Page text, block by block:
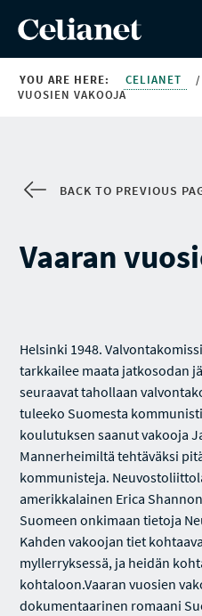
YOU ARE HERE: CELIANET /
VUOSIEN VAKOOJA
BACK TO PREVIOUS
Vaaran
Helsinki 1948.
tarkkailee maata jatkosodan
seuraavat tahollaan
tuleeko Suomesta
koulutuksen saanut vakooja
Mannerheimiltä tehtäväksi
kommunisteja.
amerikkalainen Erica
Suomeen onkimaan tietoja
Kahden vakoojan tiet
myllerryksessä, ja heidän
kohtaloon.Vaaran vuosien
dokumentaarinen romaani